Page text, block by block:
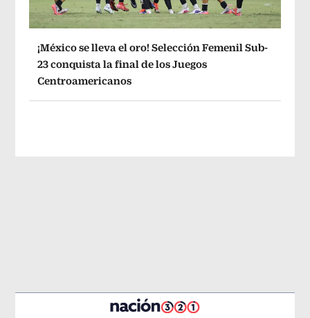
¡México se lleva el oro! Selección Femenil Sub-
23 conquista la final de los Juegos
Centroamericanos